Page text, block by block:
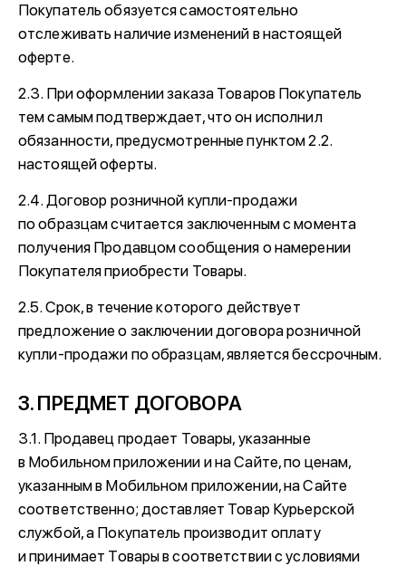
Покупатель обязуется самостоятельно
отслеживать наличие изменений в настоящей
оферте.
2.3. При оформлении заказа Товаров Покупатель
тем самым подтверждает, что он исполнил
обязанности, предусмотренные пунктом 2.2.
настоящей оферты.
2.4. Договор розничной купли-продажи
по образцам считается заключенным с момента
получения Продавцом сообщения о намерении
Покупателя приобрести Товары.
2.5. Срок, в течение которого действует
предложение о заключении договора розничной
купли-продажи по образцам, является бессрочным.
3. ПРЕДМЕТ ДОГОВОРА
3.1. Продавец продает Товары, указанные
в Мобильном приложении и на Сайте, по ценам,
указанным в Мобильном приложении, на Сайте
соответственно; доставляет Товар Курьерской
службой, а Покупатель производит оплату
и принимает Товары в соответствии с условиями